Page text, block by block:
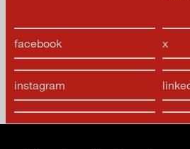
facebook x
instagram
youtube